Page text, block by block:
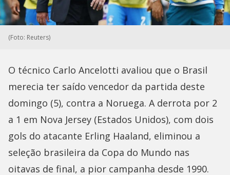
(Foto: Reuters)
O técnico Carlo Ancelotti avaliou que o Brasil
merecia ter saído vencedor da partida deste
domingo (5), contra a Noruega. A derrota por 2
a 1 em Nova Jersey (Estados Unidos), com dois
gols do atacante Erling Haaland, eliminou a
seleção brasileira da Copa do Mundo nas
oitavas de final, a pior campanha desde 1990.